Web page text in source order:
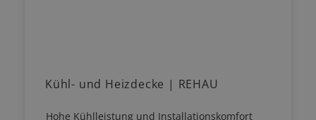
Kühl- und Heizdecke | REHAU
Hohe Kühlleistung und Installationskomfort